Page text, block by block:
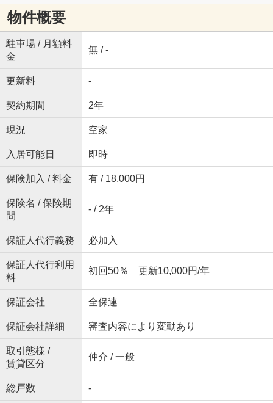
物件概要
駐車場 / 月額料
金
無 / -
更新料 -
契約期間 2年
現況 空家
入居可能日 即時
保険加入 / 料金 有 / 18,000円
保険名 / 保険期
間
- / 2年
保証人代行義務 必加入
保証人代行利用
料
初回50％ 更新10,000円/年
保証会社 全保連
保証会社詳細 審査内容により変動あり
取引態様 /
賃貸区分
仲介 / 一般
総戸数 -